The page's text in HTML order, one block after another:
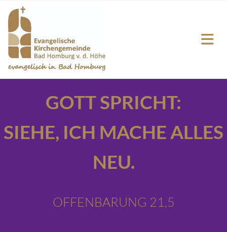
GOTT SPRICHT:
SIEHE, ICH MACHE ALLES
NEU.
OFFENBARUNG 21,5